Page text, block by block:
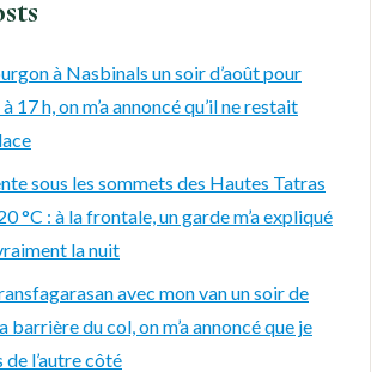
à Nasbinals un soir d’août pour
17 h, on m’a annoncé qu’il ne restait
sous les sommets des Hautes Tatras
°C : à la frontale, un garde m’a expliqué
la nuit
avec mon van un soir de
barrière du col, on m’a annoncé que je
de l’autre côté